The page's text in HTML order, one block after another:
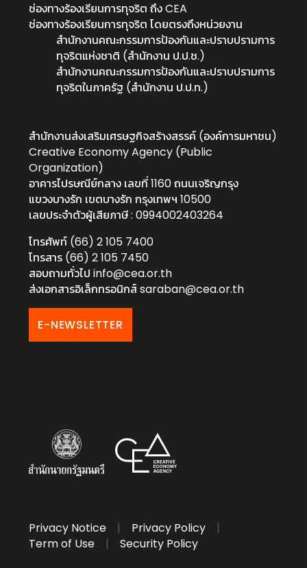
ช่องทางร้องเรียนการทุจริต ถึง CEA
ช่องทางร้องเรียนการทุจริต โดยตรงถึงหน่วยงาน
สำนักงานคณะกรรมการป้องกันและปราบปรามการ
ทุจริตแห่งชาติ (สำนักงาน ป.ป.ช.)
สำนักงานคณะกรรมการป้องกันและปราบปรามการ
ทุจริตในภาครัฐ (สำนักงาน ป.ป.ท.)
สำนักงานส่งเสริมเศรษฐกิจสร้างสรรค์ (องค์การมหาชน)
Creative Economy Agency (Public
Organization)
อาคารไปรษณีย์กลาง เลขที่ 1160 ถนนเจริญกรุง
แขวงบางรัก เขตบางรัก กรุงเทพฯ 10500
เลขประจำตัวผู้เสียภาษี : 0994002403264
โทรศัพท์ (66) 2 105 7400
โทรสาร (66) 2 105 7450
สอบถามทั่วไปinfo@cea.or.th
ส่งเอกสารอิเล็กทรอนิกส์saraban@cea.or.th
E-NEWSLETTER
Privacy Notice | Privacy Policy
|
Term of Use
| Security Policy